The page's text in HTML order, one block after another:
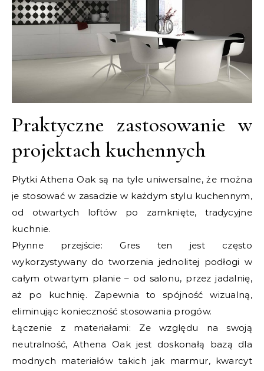
Praktyczne zastosowanie w
projektach kuchennych
Płytki Athena Oak są na tyle uniwersalne, że można
je stosować w zasadzie w każdym stylu kuchennym,
od otwartych loftów po zamknięte, tradycyjne
kuchnie.
Płynne przejście: Gres ten jest często
wykorzystywany do tworzenia jednolitej podłogi w
całym otwartym planie – od salonu, przez jadalnię,
aż po kuchnię. Zapewnia to spójność wizualną,
eliminując konieczność stosowania progów.
Łączenie z materiałami: Ze względu na swoją
neutralność, Athena Oak jest doskonałą bazą dla
modnych materiałów takich jak marmur, kwarcyt